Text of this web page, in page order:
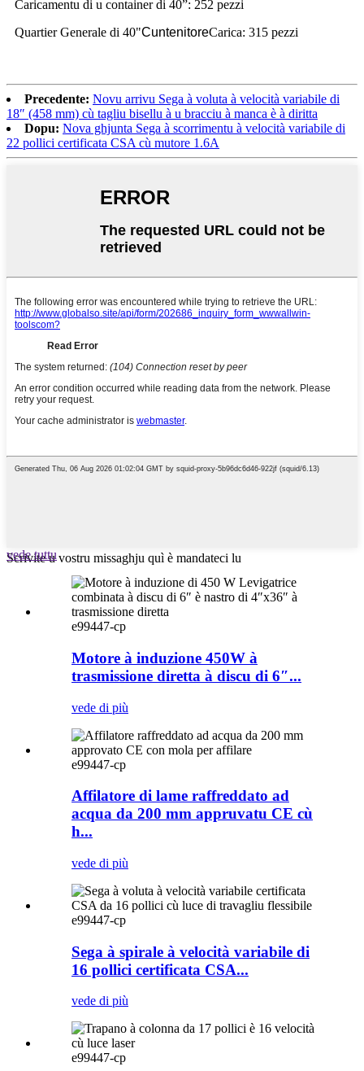
Caricamentu di u container di 40”: 252 pezzi
Quartier Generale di 40"CuntenitoreCarica: 315 pezzi
Precedente: Novu arrivu Sega à voluta à velocità variabile di
18″ (458 mm) cù tagliu bisellu à u bracciu à manca è à diritta
Dopu: Nova ghjunta Sega à scorrimentu à velocità variabile di
22 pollici certificata CSA cù mutore 1.6A
Scrivite u vostru missaghju quì è mandateci lu
vede tuttu
e99447-cp
Motore à induzione 450W à
trasmissione diretta à discu di 6″...
vede di più
e99447-cp
Affilatore di lame raffreddato ad
acqua da 200 mm appruvatu CE cù
h...
vede di più
e99447-cp
Sega à spirale à velocità variabile di
16 pollici certificata CSA...
vede di più
e99447-cp